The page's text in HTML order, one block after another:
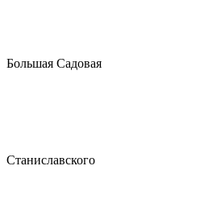
Большая Садовая
Станиславского